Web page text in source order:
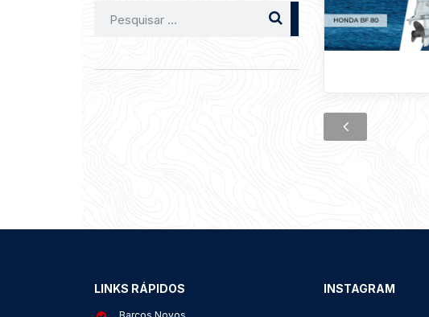
por:
LINKS RÁPIDOS INSTAGRAM